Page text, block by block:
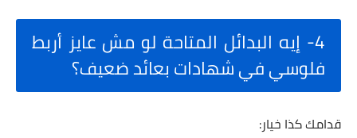
4- إيه البدائل المتاحة لو مش عايز أربط
فلوسي في شهادات بعائد ضعيف؟
قدامك كذا خيار: